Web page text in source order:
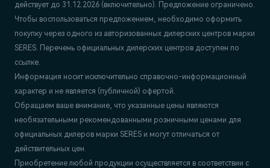
действует до 31.12.2026 (включительно). Предложение ограничено.
Чтобы воспользоваться предложением, необходимо оформить
покупку через одного из авторизованных дилерских центров марки
SERES. Перечень официальных дилерских центров доступен по
ссылке.
Информация носит исключительно справочно-информационный
характер и не является (публичной) офертой.
Обращаем ваше внимание, что указанные цены являются
необязательными рекомендованными розничными ценами для
официальных дилеров марки SERES и могут отличаться от
действительных цен.
Приобретение любой продукции осуществляется в соответствии с